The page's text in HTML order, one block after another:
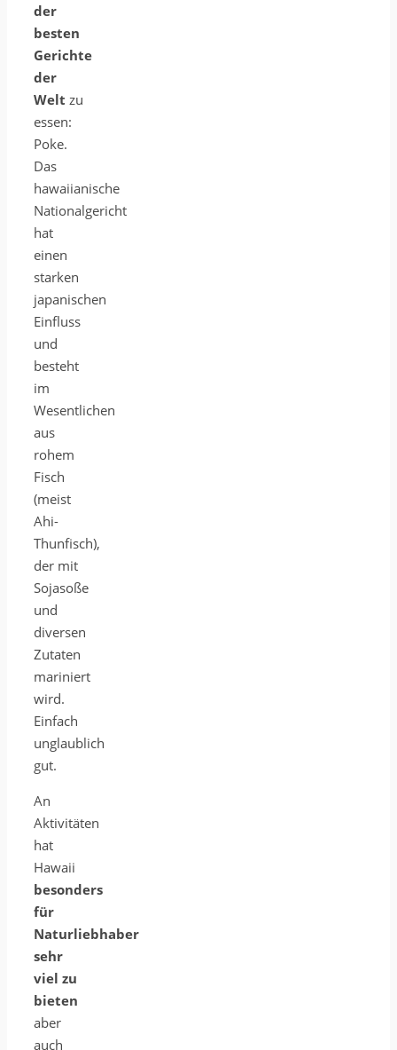
der
besten
Gerichte
der
Welt zu
essen:
Poke.
Das
hawaiianische
Nationalgericht
hat
einen
starken
japanischen
Einfluss
und
besteht
im
Wesentlichen
aus
rohem
Fisch
(meist
Ahi-
Thunfisch),
der mit
Sojasoße
und
diversen
Zutaten
mariniert
wird.
Einfach
unglaublich
gut.
An
Aktivitäten
hat
Hawaii
besonders
für
Naturliebhaber
sehr
viel zu
bieten
aber
auch